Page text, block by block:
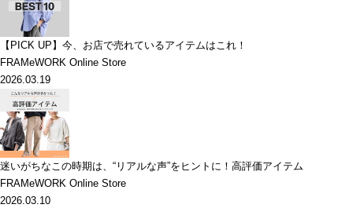
【PICK UP】今、お店で売れているアイテムはこれ！
FRAMeWORK Online Store
2026.03.19
迷いがちなこの時期は、“リアルな声”をヒントに！高評価アイテム
FRAMeWORK Online Store
2026.03.10